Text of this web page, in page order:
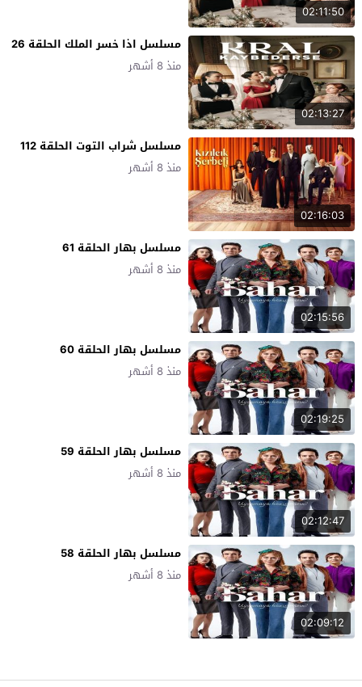
02:11:50
02:13:27
مسلسل اذا خسر الملك الحلقة 26
منذ 8 أشهر
02:16:03
مسلسل شراب التوت الحلقة 112
منذ 8 أشهر
02:15:56
مسلسل بهار الحلقة 61
منذ 8 أشهر
02:19:25
مسلسل بهار الحلقة 60
منذ 8 أشهر
02:12:47
مسلسل بهار الحلقة 59
منذ 8 أشهر
02:09:12
مسلسل بهار الحلقة 58
منذ 8 أشهر